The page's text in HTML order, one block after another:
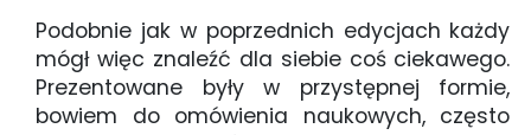
Podobnie jak w poprzednich edycjach każdy
mógł więc znaleźć dla siebie coś ciekawego.
Prezentowane były w przystępnej formie,
bowiem do omówienia naukowych, często